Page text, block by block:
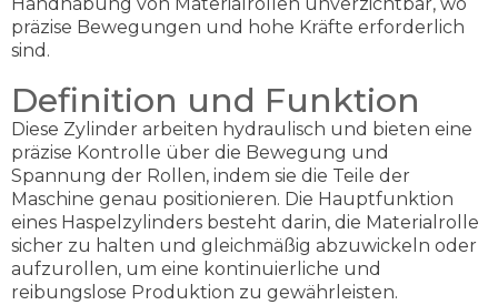
Handhabung von Materialrollen unverzichtbar, wo
präzise Bewegungen und hohe Kräfte erforderlich
sind.
Definition und Funktion
Diese Zylinder arbeiten hydraulisch und bieten eine
präzise Kontrolle über die Bewegung und
Spannung der Rollen, indem sie die Teile der
Maschine genau positionieren. Die Hauptfunktion
eines Haspelzylinders besteht darin, die Materialrolle
sicher zu halten und gleichmäßig abzuwickeln oder
aufzurollen, um eine kontinuierliche und
reibungslose Produktion zu gewährleisten.